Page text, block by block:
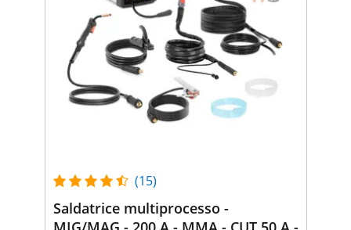
(15)
Saldatrice multiprocesso -